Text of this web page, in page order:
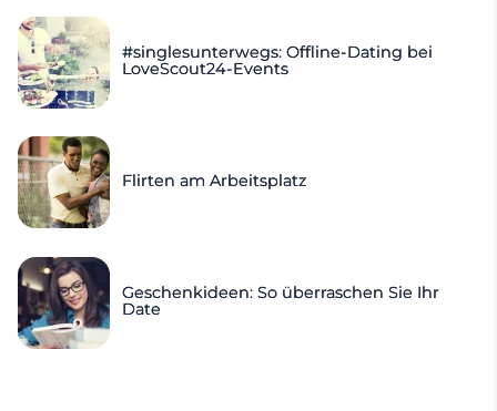
#singlesunterwegs: Offline-Dating bei
LoveScout24-Events
Flirten am Arbeitsplatz
Geschenkideen: So überraschen Sie Ihr
Date